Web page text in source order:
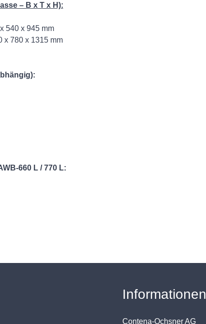
– B x T x H):
540 x 945 mm
x 780 x 1315 mm
660 L / 770 L:
Informationen
Contena-Ochsner AG